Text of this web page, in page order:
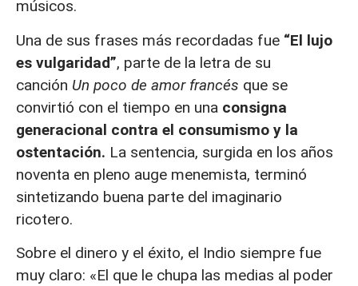
músicos.
Una de sus frases más recordadas fue “El lujo
es vulgaridad”, parte de la letra de su
canción Un poco de amor francés que se
convirtió con el tiempo en una consigna
generacional contra el consumismo y la
ostentación. La sentencia, surgida en los años
noventa en pleno auge menemista, terminó
sintetizando buena parte del imaginario
ricotero.
Sobre el dinero y el éxito, el Indio siempre fue
muy claro: «El que le chupa las medias al poder